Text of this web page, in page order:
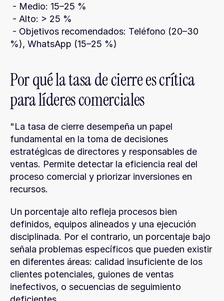
- Medio: 15–25 %
- Alto: > 25 %
%), WhatsApp (15–25 %)
Por qué la tasa de cierre es crítica
para líderes comerciales
"La tasa de cierre desempeña un papel
fundamental en la toma de decisiones
estratégicas de directores y responsables de
ventas. Permite detectar la eficiencia real del
proceso comercial y priorizar inversiones en
recursos.
Un porcentaje alto refleja procesos bien
definidos, equipos alineados y una ejecución
disciplinada. Por el contrario, un porcentaje bajo
señala problemas específicos que pueden existir
en diferentes áreas: calidad insuficiente de los
clientes potenciales, guiones de ventas
inefectivos, o secuencias de seguimiento